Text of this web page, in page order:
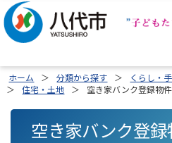
ホーム 分類から探す くらし・
住宅・土地
空き家バンク登録物
空き家バンク登録